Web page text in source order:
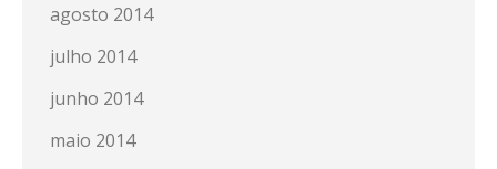
agosto 2014
julho 2014
junho 2014
maio 2014